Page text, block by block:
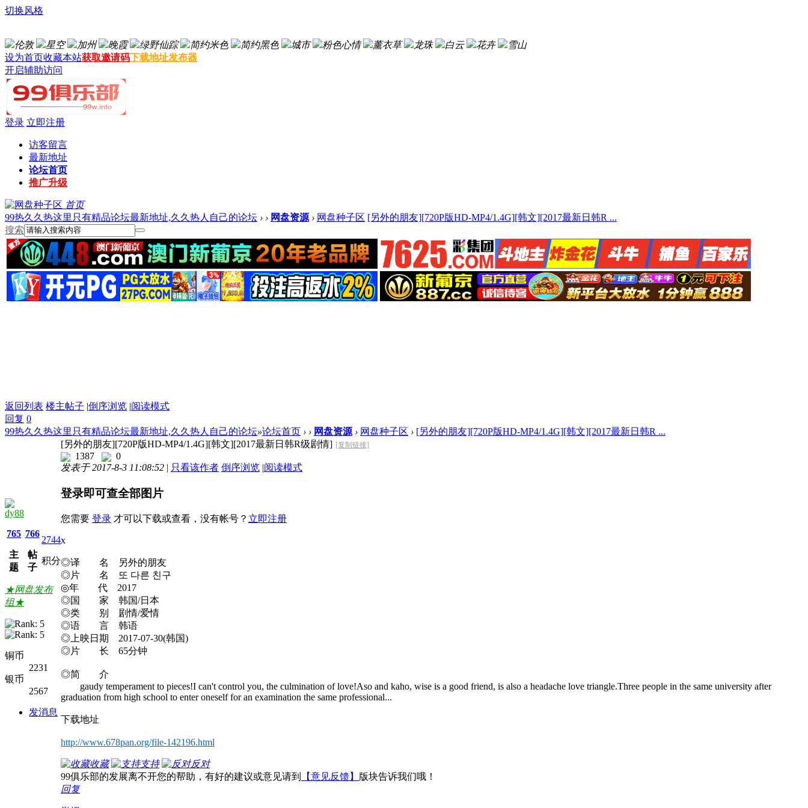
切换风格
伦敦 星空 加州 晚霞 绿野仙踪 简约米色 简约黑色 城市 粉色心情 薰衣草 龙珠 白云 花卉
雪山
设为首页收藏本站获取邀请码下载地址发布器
开启辅助访问
登录 立即注册
访客留言
最新地址
论坛首页
推广升级
首页
99热久久热这里只有精品论坛最新地址,久久热人自己的论坛 › › 网盘资源 › 网盘种子区 [另外的朋友][720P版HD-MP4/1.4G][韩文][2017最新日韩R ...
搜索
返回列表 楼主帖子 |倒序浏览 |阅读模式
回复 0
99热久久热这里只有精品论坛最新地址,久久热人自己的论坛»论坛首页 › › 网盘资源 › 网盘种子区 › [另外的朋友][720P版HD-MP4/1.4G][韩文][2017最新日韩R ...
dy88
765
主
题
766
帖
子
2744
积分
★网盘发布
组★
铜币
2231
银币
2567
发消息
[另外的朋友][720P版HD-MP4/1.4G][韩文][2017最新日韩R级剧情] [复制链接]
1387
0
发表于 2017-8-3 11:08:52 | 只看该作者 倒序浏览 |阅读模式
登录即可查全部图片
您需要 登录 才可以下载或查看，没有帐号？ 立即注册
x
◎译 名 另外的朋友
◎片 名 또 다른 친구
◎年 代 2017
◎国 家 韩国/日本
◎类 别 剧情/爱情
◎语 言 韩语
◎上映日期 2017-07-30(韩国)
◎片 长 65分钟
◎简 介
gaudy temperament to pieces!I can't control you, the culmination of love!Aso and kaho, wise is a good friend, is also a headache love triangle.Three people in the same university after
graduation from high school to enter oneself for an examination the same professional...
下载地址
http://www.678pan.org/file-142196.html
收藏 支持
反对
99俱乐部的发展离不开您的帮助，有好的建议或意见请到
【意见反馈】 版块告诉我们哦！
回复